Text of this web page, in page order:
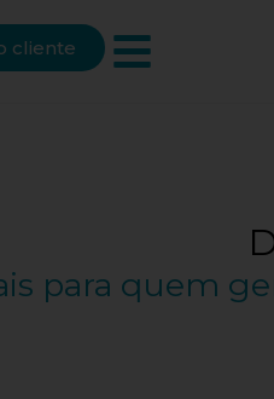
cliente
para quem